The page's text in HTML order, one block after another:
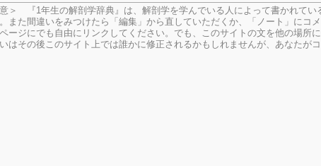
＞ 『1年生の解剖学辞典』は、解剖学を学んでいる人によって書かれて
また間違いをみつけたら「編集」から直していただくか、「ノート」にコ
ージにでも自由にリンクしてください。でも、このサイトの文を他の場所
はその後このサイト上では誰かに修正されるかもしれませんが、あなたが